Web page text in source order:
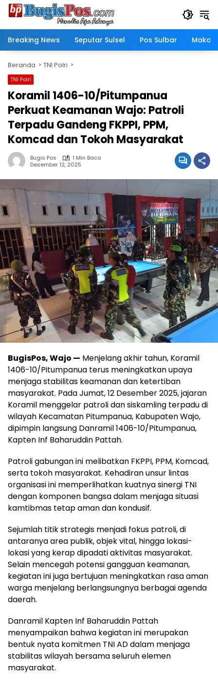
Langsung
Breaking News
Seputar Sulsel Pos Sulbar
Beranda TNI Polri
TNI Polri
Koramil 1406-10/Pitumpanua
Perkuat Keamanan Wajo: Patroli
Terpadu Gandeng FKPPI, PPM,
Komcad dan Tokoh Masyarakat
Bugis Pos
1 Min Baca
Desember 12, 2025
BugisPos, Wajo — Menjelang akhir tahun, Koramil
1406-10/Pitumpanua terus meningkatkan upaya
menjaga stabilitas keamanan dan ketertiban
masyarakat. Pada Jumat, 12 Desember 2025, jajaran
Koramil menggelar patroli dan siskamling terpadu di
wilayah Kecamatan Pitumpanua, Kabupaten Wajo,
dipimpin langsung Danramil 1406-10/Pitumpanua,
Kapten Inf Baharuddin Pattah.
Patroli gabungan ini melibatkan FKPPI, PPM, Komcad,
serta tokoh masyarakat. Kehadiran unsur lintas
organisasi ini memperlihatkan kuatnya sinergi TNI
dengan komponen bangsa dalam menjaga situasi
kamtibmas tetap aman dan kondusif.
Sejumlah titik strategis menjadi fokus patroli, di
antaranya area publik, objek vital, hingga lokasi-
lokasi yang kerap dipadati aktivitas masyarakat.
Selain mencegah potensi gangguan keamanan,
kegiatan ini juga bertujuan meningkatkan rasa aman
warga menjelang berlangsungnya berbagai agenda
daerah.
Danramil Kapten Inf Baharuddin Pattah
menyampaikan bahwa kegiatan ini merupakan
bentuk nyata komitmen TNI AD dalam menjaga
stabilitas wilayah bersama seluruh elemen
masyarakat.